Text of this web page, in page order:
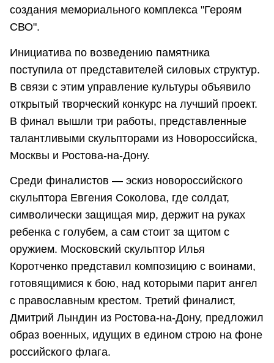
создания мемориального комплекса "Героям
СВО".
Инициатива по возведению памятника
поступила от представителей силовых структур.
В связи с этим управление культуры объявило
открытый творческий конкурс на лучший проект.
В финал вышли три работы, представленные
талантливыми скульпторами из Новороссийска,
Москвы и Ростова-на-Дону.
Среди финалистов — эскиз новороссийского
скульптора Евгения Соколова, где солдат,
символически защищая мир, держит на руках
ребенка с голубем, а сам стоит за щитом с
оружием. Московский скульптор Илья
Коротченко представил композицию с воинами,
готовящимися к бою, над которыми парит ангел
с православным крестом. Третий финалист,
Дмитрий Лындин из Ростова-на-Дону, предложил
образ военных, идущих в едином строю на фоне
российского флага.